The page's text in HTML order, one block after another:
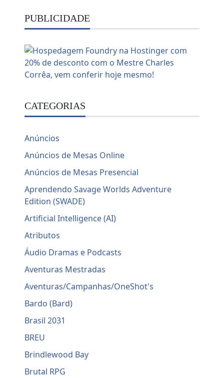
PUBLICIDADE
CATEGORIAS
Anúncios
Anúncios de Mesas Online
Anúncios de Mesas Presencial
Aprendendo Savage Worlds Adventure
Edition (SWADE)
Artificial Intelligence (AI)
Atributos
Áudio Dramas e Podcasts
Aventuras Mestradas
Aventuras/Campanhas/OneShot's
Bardo (Bard)
Brasil 2031
BREU
Brindlewood Bay
Brutal RPG